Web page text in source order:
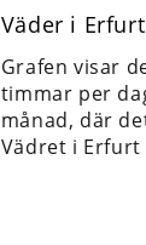
Väder i
Grafen visar
timmar per
månad, där
Vädret i